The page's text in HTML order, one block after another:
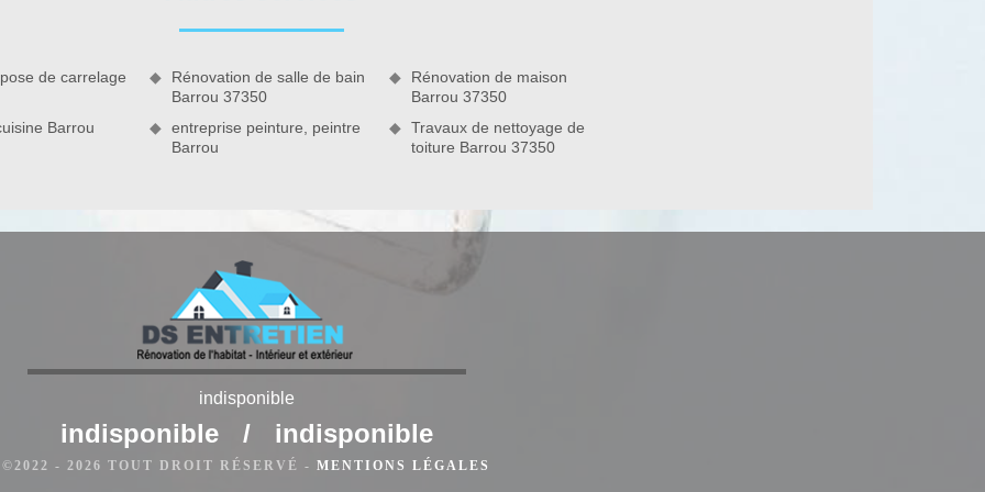
façade à Barrou
une action primordiale et qui apporte beaucoup d’avantage
A part les bienfaits qu’apporte le nettoyage façade sur
la performance des murs et garantit la durabilité de la
de carrelage
Barrou
Rénovation de salle de bain
Barrou 37350
entreprise peinture, peintre
Barrou
Rénovation de maison
Barrou 37350
Travaux de nettoyage de
toiture Barrou 37350
indisponible
indisponible / indisponible
©2022 - 2026 TOUT DROIT RÉSERVÉ - MENTIONS LÉGALES